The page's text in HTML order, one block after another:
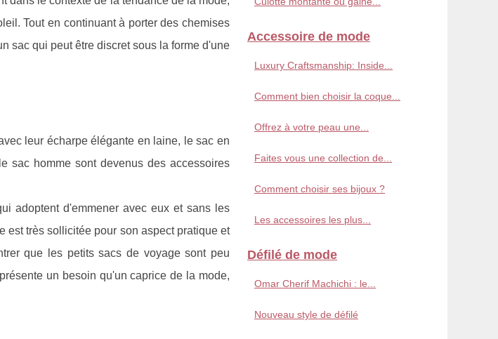
Tout en continuant à porter des chemises
sac qui peut être discret sous la forme d'une
leur écharpe élégante en laine, le sac en
sac homme sont devenus des accessoires
adoptent d'emmener avec eux et sans les
est très sollicitée pour son aspect pratique et
que les petits sacs de voyage sont peu
un besoin qu'un caprice de la mode,
Accessoire de mode
Luxury Craftsmanship: Inside...
Comment bien choisir la coque...
Offrez à votre peau une...
Faites vous une collection de...
Comment choisir ses bijoux ?
Les accessoires les plus...
Défilé de mode
Omar Cherif Machichi : le...
Nouveau style de défilé